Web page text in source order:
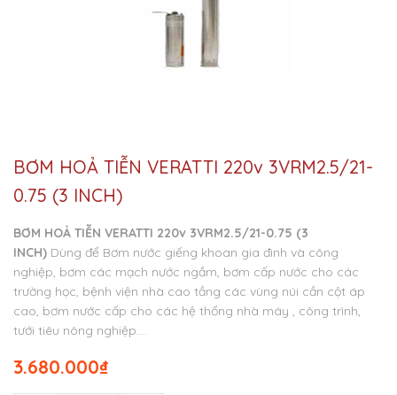
BƠM HOẢ TIỄN VERATTI 220v 3VRM2.5/21-
0.75 (3 INCH)
BƠM HOẢ TIỄN VERATTI 220v 3VRM2.5/21-0.75 (3
INCH) Dùng để Bơm nước giếng khoan gia đình và công
nghiệp, bơm các mạch nước ngầm, bơm cấp nước cho các
trường học, bệnh viện nhà cao tầng các vùng núi cần cột áp
cao, bơm nước cấp cho các hệ thống nhà máy , công trình,
tưới tiêu nông nghiệp….
₫
3.680.000